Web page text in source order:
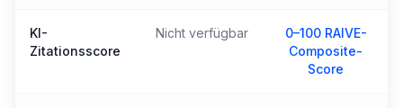
KI-
Zitationsscore
Nicht verfügbar
0–100 RAIVE-
Composite-
Score